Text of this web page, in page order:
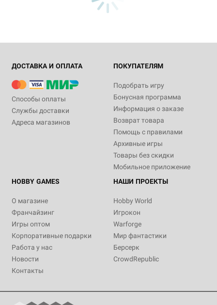
ДОСТАВКА И ОПЛАТА
Способы оплаты
Службы доставки
Адреса магазинов
ПОКУПАТЕЛЯМ
Подобрать игру
Бонусная программа
Информация о заказе
Возврат товара
Помощь с правилами
Архивные игры
Товары без скидки
Мобильное приложение
HOBBY GAMES
О магазине
Франчайзинг
Игры оптом
Корпоративные подарки
Работа у нас
Новости
Контакты
НАШИ ПРОЕКТЫ
Hobby World
Игрокон
Warforge
Мир фантастики
Берсерк
CrowdRepublic